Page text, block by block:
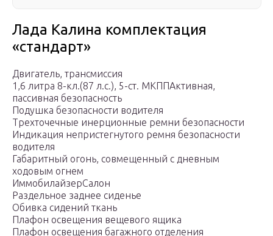
Лада Калина комплектация
«стандарт»
Двигатель, трансмиссия
1,6 литра 8-кл.(87 л.с.), 5-ст. МКППАктивная,
пассивная безопасность
Подушка безопасности водителя
Трехточечные инерционные ремни безопасности
Индикация непристегнутого ремня безопасности
водителя
Габаритный огонь, совмещенный с дневным
ходовым огнем
ИммобилайзерСалон
Раздельное заднее сиденье
Обивка сидений ткань
Плафон освещения вещевого ящика
Плафон освещения багажного отделения